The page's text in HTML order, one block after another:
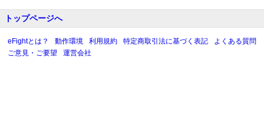
トップページへ
eFightとは？ 動作環境 利用規約 特定商取引法に基づく表記
よくある質問
ご意見・ご要望
運営会社